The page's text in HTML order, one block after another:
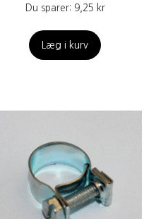
Du sparer: 9,25 kr
Læg i kurv